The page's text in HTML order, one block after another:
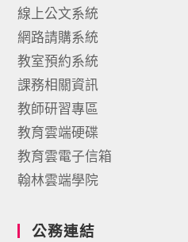
線上公文系統
網路請購系統
教室預約系統
課務相關資訊
教師研習專區
教育雲端硬碟
教育雲電子信箱
翰林雲端學院
公務連結